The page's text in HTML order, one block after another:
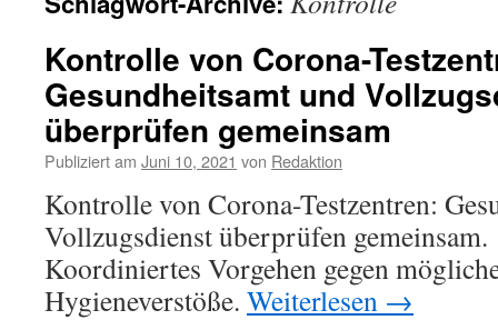
Kontrolle von Corona-
Gesundheitsamt und
überprüfen gemeinsam
Publiziert am Juni 10, 2021 von Redaktion
Kontrolle von Corona-Testzentren:
Vollzugsdienst überprüfen gemeinsam.
Koordiniertes Vorgehen gegen
Hygieneverstöße. Weiterlesen →